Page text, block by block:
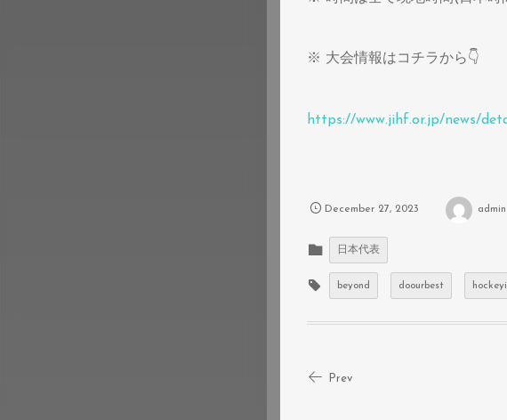
※ 大会情報はコチラから👇
https://www.jihf.or.jp/news/
December 27, 2023 admin
日本代表
beyond doourbest
Prev